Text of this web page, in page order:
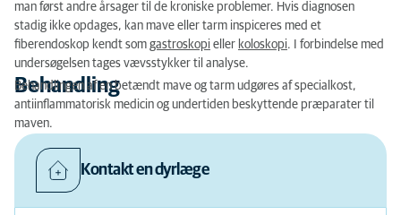
man først andre årsager til de kroniske problemer. Hvis diagnosen
stadig ikke opdages, kan mave eller tarm inspiceres med et
fiberendoskop kendt som gastroskopi eller koloskopi. I forbindelse med
undersøgelsen tages vævsstykker til analyse.
Behandling
Behandlingen af en betændt mave og tarm udgøres af specialkost,
antiinflammatorisk medicin og undertiden beskyttende præparater til
maven.
Kontakt en dyrlæge